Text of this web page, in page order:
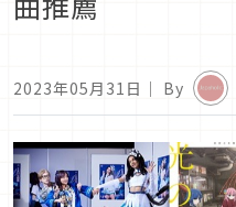
2023年05月31日 ｜ By